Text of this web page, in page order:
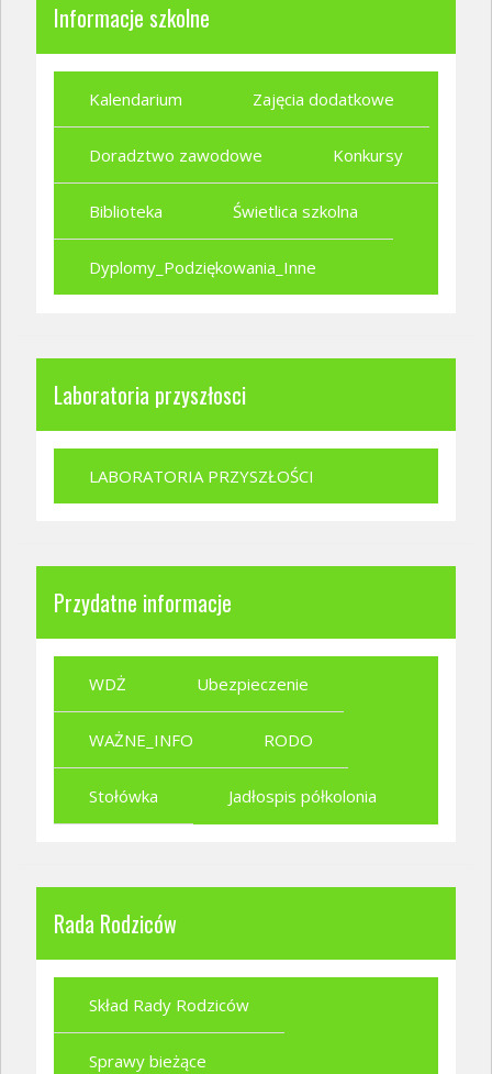
Informacje szkolne
Kalendarium Zajęcia dodatkowe
Doradztwo zawodowe Konkursy
Biblioteka Świetlica szkolna
Dyplomy_Podziękowania_Inne
Laboratoria przyszłosci
LABORATORIA PRZYSZŁOŚCI
Przydatne informacje
WDŻ Ubezpieczenie
WAŻNE_INFO RODO
Stołówka Jadłospis półkolonia
Rada Rodziców
Skład Rady Rodziców
Sprawy bieżące